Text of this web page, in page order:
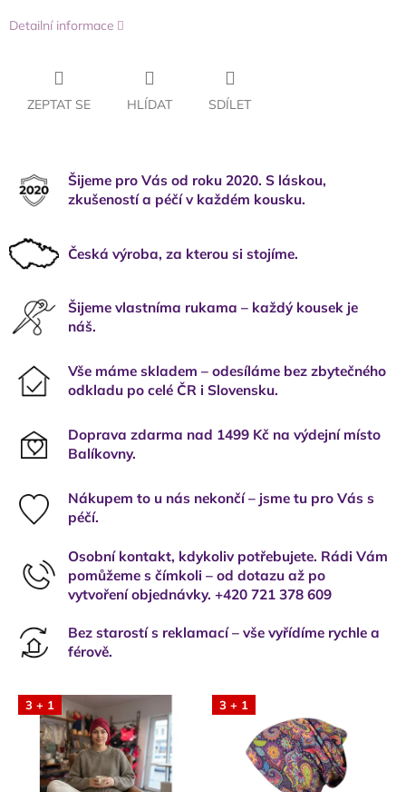
Detailní informace
ZEPTAT SE HLÍDAT SDÍLET
Šijeme pro Vás od roku 2020. S láskou,
zkušeností a péčí v každém kousku.
Česká výroba, za kterou si stojíme.
Šijeme vlastníma rukama – každý kousek je
náš.
Vše máme skladem – odesíláme bez zbytečného
odkladu po celé ČR i Slovensku.
Doprava zdarma nad 1499 Kč na výdejní místo
Balíkovny.
Nákupem to u nás nekončí – jsme tu pro Vás s
péčí.
Osobní kontakt, kdykoliv potřebujete. Rádi Vám
pomůžeme s čímkoli – od dotazu až po
vytvoření objednávky. +420 721 378 609
Bez starostí s reklamací – vše vyřídíme rychle a
férově.
3 + 1 3 + 1